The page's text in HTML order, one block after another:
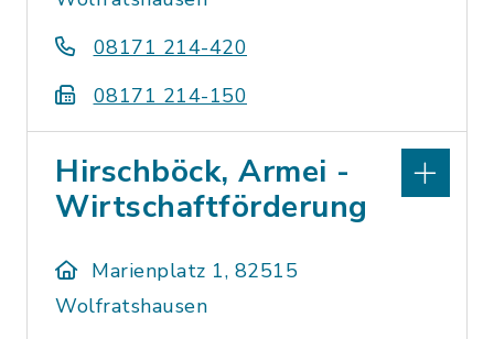
08171 214-420
08171 214-150
Hirschböck, Armei -
Wirtschaftförderung
Marienplatz 1, 82515
Wolfratshausen